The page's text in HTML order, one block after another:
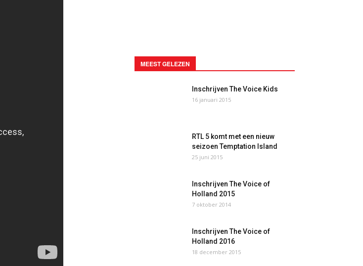
MEEST GELEZEN
Inschrijven The Voice Kids
16 januari 2015
RTL 5 komt met een nieuw
seizoen Temptation Island
25 juni 2015
Inschrijven The Voice of
Holland 2015
7 oktober 2014
Inschrijven The Voice of
Holland 2016
18 december 2015